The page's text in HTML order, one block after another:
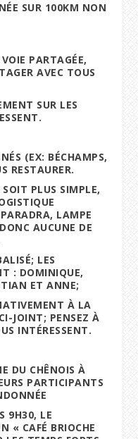
SUR 100KM NON
PARTAGÉE,
AVEC TOUS
SUR LES
(EX: BÉCHAMPS,
RESTAURER.
PLUS SIMPLE,
LAMPE
AUCUNE DE
LES
: DOMINIQUE,
ET ANNE;
À LA
JOINT; PENSEZ À
INTÉRESSENT.
DU CHÊNOIS À
PARTICIPANTS
9H30, LE
« CAFÉ BRIOCHE